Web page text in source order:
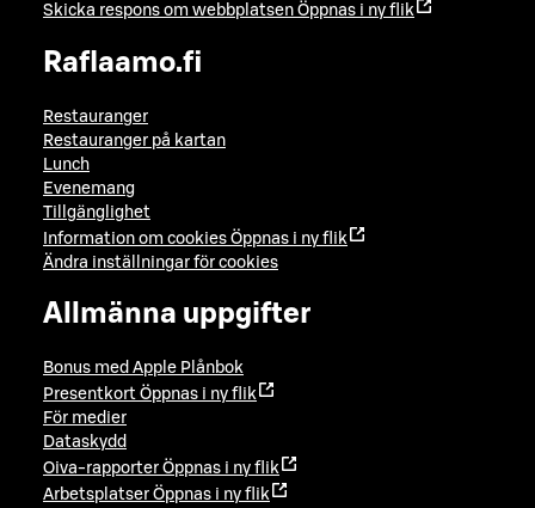
Skicka respons om webbplatsen Öppnas i ny flik
Raflaamo.fi
Restauranger
Restauranger på kartan
Lunch
Evenemang
Tillgänglighet
Information om cookies Öppnas i ny flik
Ändra inställningar för cookies
Allmänna uppgifter
Bonus med Apple Plånbok
Presentkort Öppnas i ny flik
För medier
Dataskydd
Oiva-rapporter Öppnas i ny flik
Arbetsplatser Öppnas i ny flik